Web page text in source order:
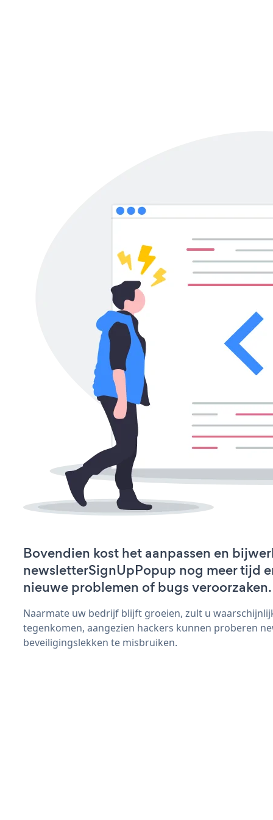
Bovendien kost het aanpassen en
newsletterSignUpPopup nog meer tijd
nieuwe problemen of bugs veroorzaken.
Naarmate uw bedrijf blijft groeien, zult u
tegenkomen, aangezien hackers kunnen proberen
beveiligingslekken te misbruiken.